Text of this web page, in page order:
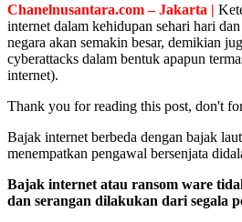
Chanelnusantara.com – Jakarta |
internet dalam kehidupan sehari hari
negara akan semakin besar, demikian
cyberattacks dalam bentuk apapun
internet).
Thank you for reading this post, don't
Bajak internet berbeda dengan bajak
menempatkan pengawal bersenjata
Bajak internet atau ransom ware
dan serangan dilakukan dari segala